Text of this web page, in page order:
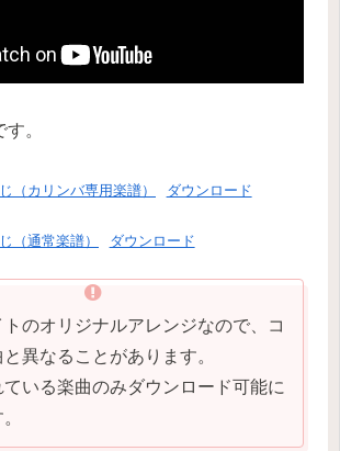
。
（カリンバ専用楽譜） ダウンロード
（通常楽譜） ダウンロード
のオリジナルアレンジなので、コ
異なることがあります。
いる楽曲のみダウンロード可能に